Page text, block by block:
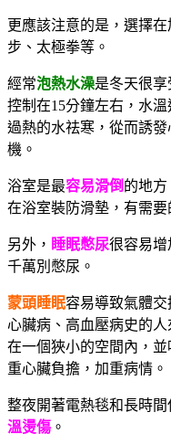
更應該注意的是，選擇
步、太極拳等。
經常泡熱水澡是冬天很
控制在15分鐘左右，水
過熱的水祛寒，從而誘
機。
浴室是最容易滑倒 的地
在浴室裝防滑墊，有需
另外， 睡眠憋尿很容易增
千萬別憋尿。
蒙頭睡眠容易導致氣體交
心臟病、高血壓病史的
在一個狹小的空間內，
重心臟負擔，加重病情。
整夜開著電熱毯和長時
溫燙傷。